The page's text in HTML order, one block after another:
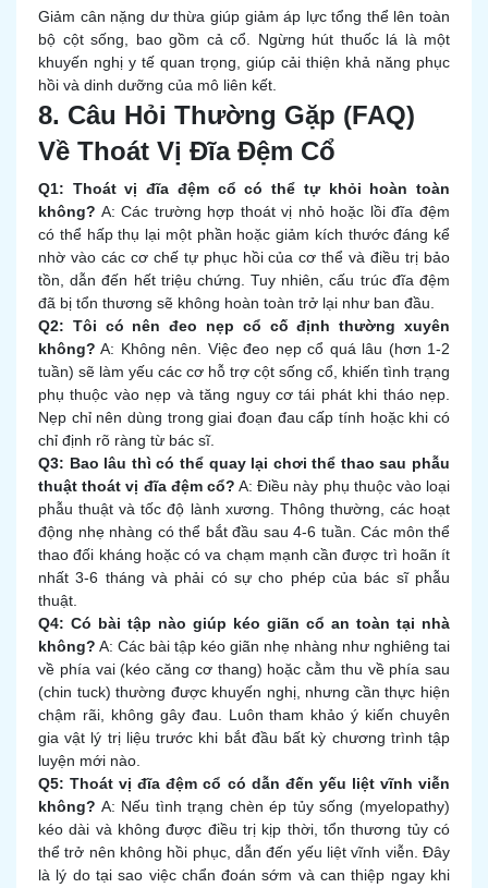
Giảm cân nặng dư thừa giúp giảm áp lực tổng thể lên toàn
bộ cột sống, bao gồm cả cổ. Ngừng hút thuốc lá là một
khuyến nghị y tế quan trọng, giúp cải thiện khả năng phục
hồi và dinh dưỡng của mô liên kết.
8. Câu Hỏi Thường Gặp (FAQ)
Về Thoát Vị Đĩa Đệm Cổ
Q1: Thoát vị đĩa đệm cổ có thể tự khỏi hoàn toàn
không? A: Các trường hợp thoát vị nhỏ hoặc lồi đĩa đệm
có thể hấp thụ lại một phần hoặc giảm kích thước đáng kể
nhờ vào các cơ chế tự phục hồi của cơ thể và điều trị bảo
tồn, dẫn đến hết triệu chứng. Tuy nhiên, cấu trúc đĩa đệm
đã bị tổn thương sẽ không hoàn toàn trở lại như ban đầu.
Q2: Tôi có nên đeo nẹp cổ cố định thường xuyên
không? A: Không nên. Việc đeo nẹp cổ quá lâu (hơn 1-2
tuần) sẽ làm yếu các cơ hỗ trợ cột sống cổ, khiến tình trạng
phụ thuộc vào nẹp và tăng nguy cơ tái phát khi tháo nẹp.
Nẹp chỉ nên dùng trong giai đoạn đau cấp tính hoặc khi có
chỉ định rõ ràng từ bác sĩ.
Q3: Bao lâu thì có thể quay lại chơi thể thao sau phẫu
thuật thoát vị đĩa đệm cổ? A: Điều này phụ thuộc vào loại
phẫu thuật và tốc độ lành xương. Thông thường, các hoạt
động nhẹ nhàng có thể bắt đầu sau 4-6 tuần. Các môn thể
thao đối kháng hoặc có va chạm mạnh cần được trì hoãn ít
nhất 3-6 tháng và phải có sự cho phép của bác sĩ phẫu
thuật.
Q4: Có bài tập nào giúp kéo giãn cổ an toàn tại nhà
không? A: Các bài tập kéo giãn nhẹ nhàng như nghiêng tai
về phía vai (kéo căng cơ thang) hoặc cằm thu về phía sau
(chin tuck) thường được khuyến nghị, nhưng cần thực hiện
chậm rãi, không gây đau. Luôn tham khảo ý kiến chuyên
gia vật lý trị liệu trước khi bắt đầu bất kỳ chương trình tập
luyện mới nào.
Q5: Thoát vị đĩa đệm cổ có dẫn đến yếu liệt vĩnh viễn
không? A: Nếu tình trạng chèn ép tủy sống (myelopathy)
kéo dài và không được điều trị kịp thời, tổn thương tủy có
thể trở nên không hồi phục, dẫn đến yếu liệt vĩnh viễn. Đây
là lý do tại sao việc chẩn đoán sớm và can thiệp ngay khi